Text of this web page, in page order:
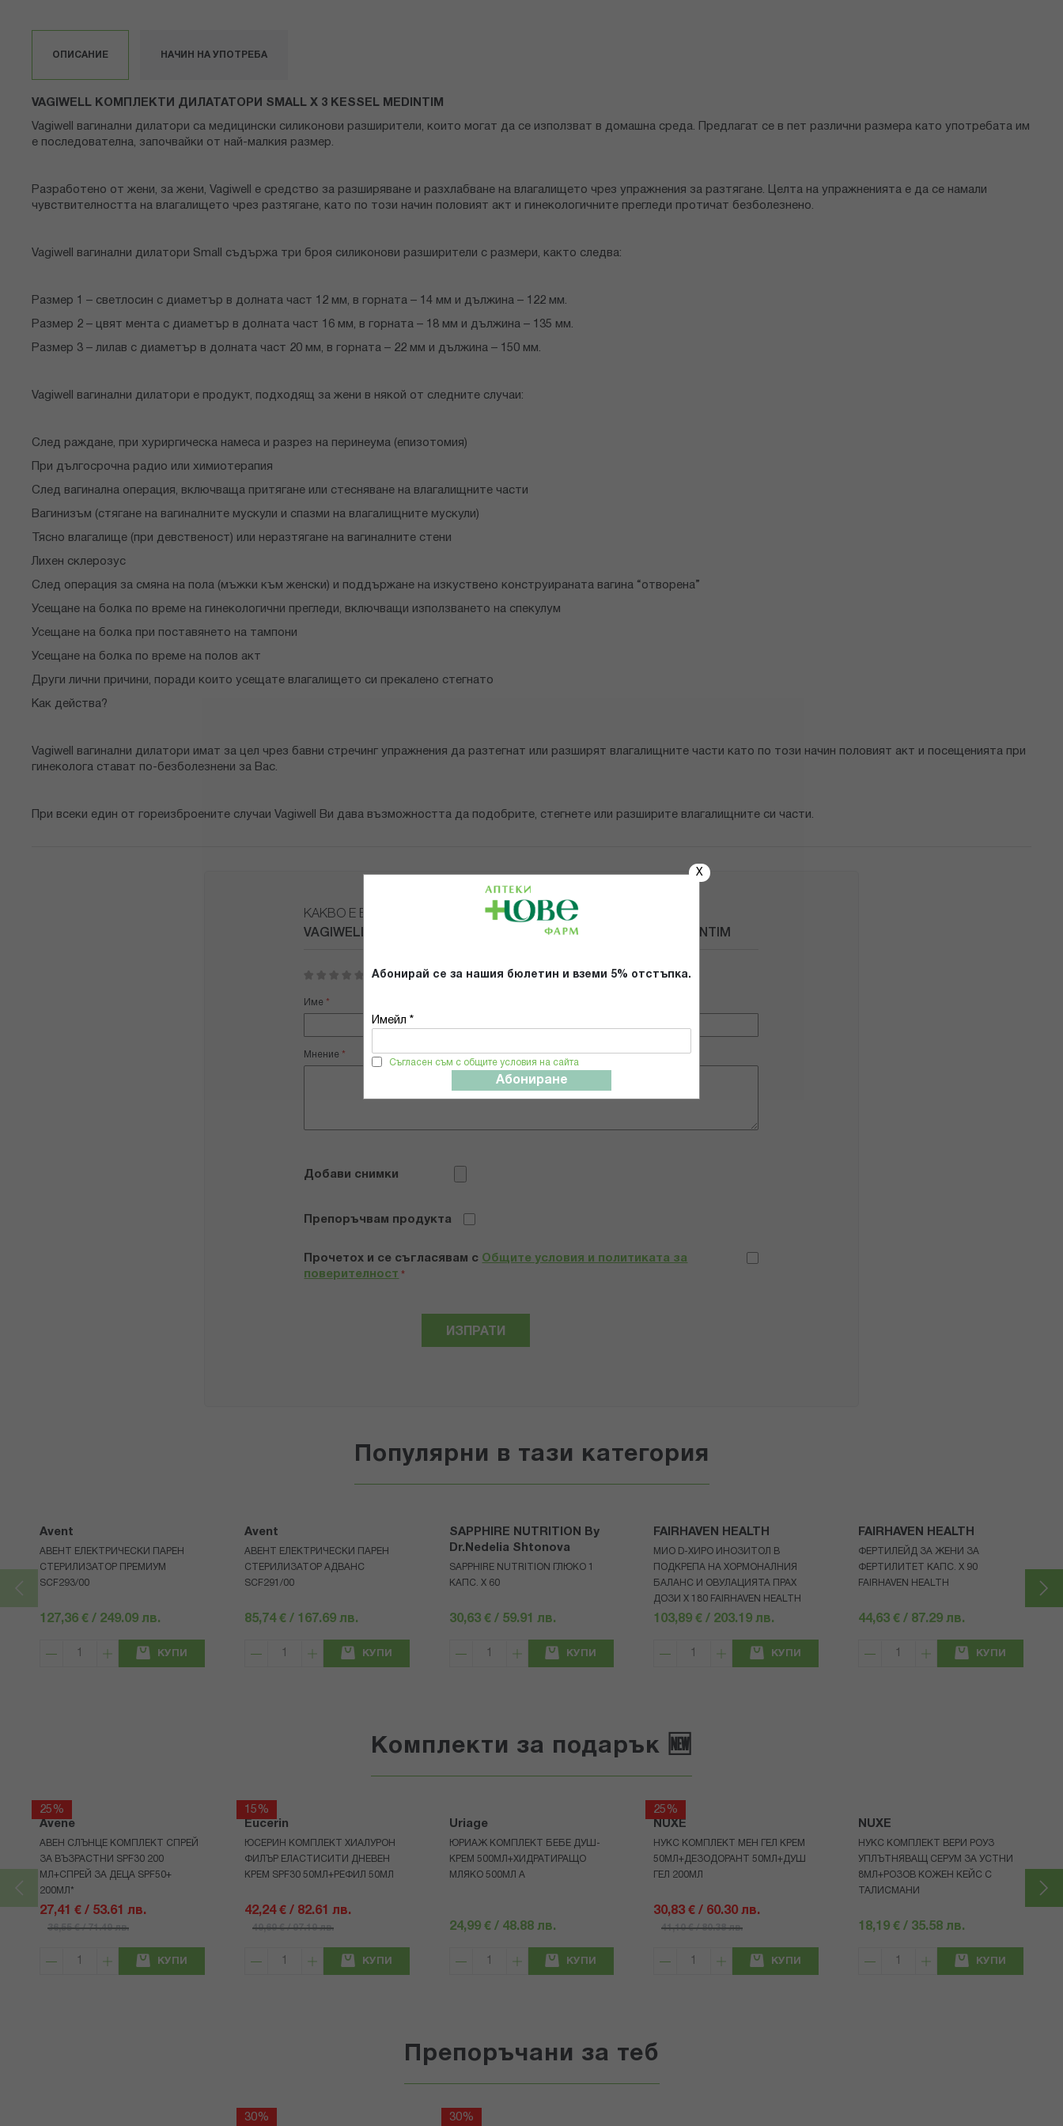
X
Абонирай се за нашия бюлетин и вземи 5% отстъпка.
Имейл *
Съгласен съм с общите условия на сайта
Абониране
ОПИСАНИЕ
VAGIWELL КОМПЛЕКТИ ДИЛАТАТОРИ SMALL X 3 KESSEL MEDINTIM
Vagiwell вагинални дилатори са медицински силиконови разширители, които могат да се използват в домашна среда. Предлагат се в пет различни размера като употребата им
е последователна, започвайки от най-малкия размер.
Разработено от жени, за жени, Vagiwell е средство за разширяване и разхлабване на влагалището чрез упражнения за разтягане. Целта на упражненията е да се намали
чувствителността на влагалището чрез разтягане, като по този начин половият акт и гинекологичните прегледи протичат безболезнено.
Vagiwell вагинални дилатори Small съдържа три броя силиконови разширители с размери, както следва:
Размер 1 – светлосин с диаметър в долната част 12 мм, в горната – 14 мм и дължина – 122 мм.
Размер 2 – цвят мента с диаметър в долната част 16 мм, в горната – 18 мм и дължина – 135 мм.
Размер 3 – лилав с диаметър в долната част 20 мм, в горната – 22 мм и дължина – 150 мм.
Vagiwell вагинални дилатори е продукт, подходящ за жени в някой от следните случаи:
След раждане, при хуриргическа намеса и разрез на перинеума (епизотомия)
При дългосрочна радио или химиотерапия
След вагинална операция, включваща притягане или стесняване на влагалищните части
Вагинизъм (стягане на вагиналните мускули и спазми на влагалищните мускули)
Тясно влагалище (при девственост) или неразтягане на вагиналните стени
Лихен склерозус
След операция за смяна на пола (мъжки към женски) и поддържане на изкуствено конструираната вагина “отворена”
Усещане на болка по време на гинекологични прегледи, включващи използването на спекулум
Усещане на болка при поставянето на тампони
Усещане на болка по време на полов акт
Други лични причини, поради които усещате влагалището си прекалено стегнато
Как действа?
Vagiwell вагинални дилатори имат за цел чрез бавни стречинг упражнения да разтегнат или разширят влагалищните части като по този начин половият акт и посещенията при
гинеколога стават по-безболезнени за Вас.
При всеки един от гореизброените случаи Vagiwell Ви дава възможността да подобрите, стегнете или разширите влагалищните си части.
НАЧИН НА УПОТРЕБА
КАКВО Е ВАШЕТО МНЕНИЕ ЗА:
VAGIWELL КОМПЛЕКТИ ДИЛАТАТОРИ SMALL X 3 KESSEL MEDINTIM
star
stars
stars
stars
stars
Име
Мнение
Добави снимки
Препоръчвам продукта
Прочетох и се съгласявам с Общите условия и политиката за
поверителност *
ИЗПРАТИ
Популярни в тази категория
Avent
АВЕНТ ЕЛЕКТРИЧЕСКИ ПАРЕН
СТЕРИЛИЗАТОР ПРЕМИУМ
SCF293/00
127,36 € / 249.09 лв.
КУПИ
Avent
АВЕНТ ЕЛЕКТРИЧЕСКИ ПАРЕН
СТЕРИЛИЗАТОР АДВАНС
SCF291/00
85,74 € / 167.69 лв.
КУПИ
SAPPHIRE NUTRITION By
Dr.Nedelia Shtonova
SAPPHIRE NUTRITION ГЛЮКО 1
КАПС. X 60
30,63 € / 59.91 лв.
КУПИ
FAIRHAVEN HEALTH
МИО D-ХИРО ИНОЗИТОЛ В
ПОДКРЕПА НА ХОРМОНАЛНИЯ
БАЛАНС И ОВУЛАЦИЯТА ПРАХ
ДОЗИ X 180 FAIRHAVEN HEALTH
103,89 € / 203.19 лв.
КУПИ
FAIRHAVEN HEALTH
ФЕРТИЛЕЙД ЗА ЖЕНИ ЗА
ФЕРТИЛИТЕТ КАПС. Х 90
FAIRHAVEN HEALTH
44,63 € / 87.29 лв.
КУПИ
Комплекти за подарък 🆕
25%
Avene
АВЕН СЛЪНЦЕ КОМПЛЕКТ СПРЕЙ
ЗА ВЪЗРАСТНИ SPF30 200
МЛ+СПРЕЙ ЗА ДЕЦА SPF50+
200МЛ*
27,41 € / 53.61 лв.
36,55 € / 71.49 лв.
КУПИ
15%
Eucerin
ЮСЕРИН КОМПЛЕКТ ХИАЛУРОН
ФИЛЪР ЕЛАСТИСИТИ ДНЕВЕН
КРЕМ SPF30 50МЛ+РЕФИЛ 50МЛ
42,24 € / 82.61 лв.
49,69 € / 97.19 лв.
КУПИ
Uriage
ЮРИАЖ КОМПЛЕКТ БЕБЕ ДУШ-
КРЕМ 500МЛ+ХИДРАТИРАЩО
МЛЯКО 500МЛ A
24,99 € / 48.88 лв.
КУПИ
25%
NUXE
НУКС КОМПЛЕКТ МЕН ГЕЛ КРЕМ
50МЛ+ДЕЗОДОРАНТ 50МЛ+ДУШ
ГЕЛ 200МЛ
30,83 € / 60.30 лв.
41,10 € / 80.38 лв.
КУПИ
NUXE
НУКС КОМПЛЕКТ ВЕРИ РОУЗ
УПЛЪТНЯВАЩ СЕРУМ ЗА УСТНИ
8МЛ+РОЗОВ КОЖЕН КЕЙС С
ТАЛИСМАНИ
18,19 € / 35.58 лв.
КУПИ
Препоръчани за теб
30% 30%